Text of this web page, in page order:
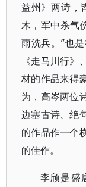
益州》两诗，
木，军中杀气
雨洗兵。”也
《走马川行
材的作品来得
为，高岑两位
边塞古诗、绝
的作品作一个
的佳作。
李颀是盛